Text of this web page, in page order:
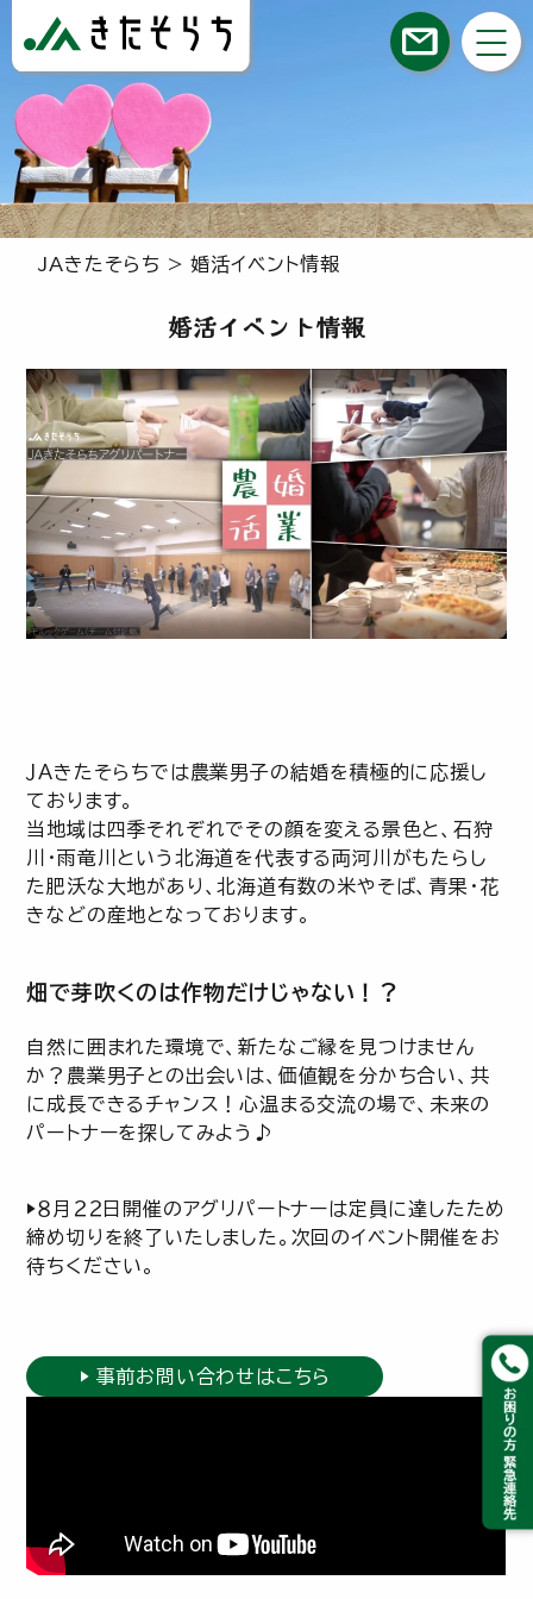
JAきたそらち >婚活イベント情報
婚活イベント情報
ＪＡきたそらちでは農業男子の結婚を積極的に応援し
ております。
当地域は四季それぞれでその顔を変える景色と、石狩
川・雨竜川という北海道を代表する両河川がもたらし
た肥沃な大地があり、北海道有数の米やそば、青果・花
きなどの産地となっております。
畑で芽吹くのは作物だけじゃない！？
自然に囲まれた環境で、新たなご縁を見つけません
か？農業男子との出会いは、価値観を分かち合い、共
に成長できるチャンス！心温まる交流の場で、未来の
パートナーを探してみよう♪
▶８月２２日開催のアグリパートナーは定員に達したため
締め切りを終了いたしました。次回のイベント開催をお
待ちください。
事前お問い合わせはこちら